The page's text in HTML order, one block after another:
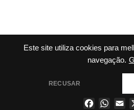
Este site utiliza cookies para
navegação.
RECUSAR
Facebook